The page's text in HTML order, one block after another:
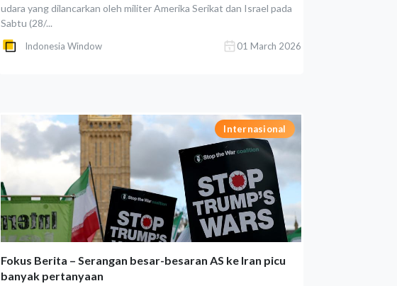
udara yang dilancarkan oleh militer Amerika Serikat dan Israel pada
Sabtu (28/...
Indonesia Window 01 March 2026
Internasional
Fokus Berita – Serangan besar-besaran AS ke Iran picu
banyak pertanyaan